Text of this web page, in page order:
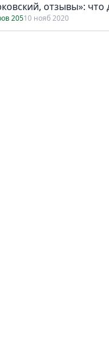
отзывы»: что
20510 нояб 2020